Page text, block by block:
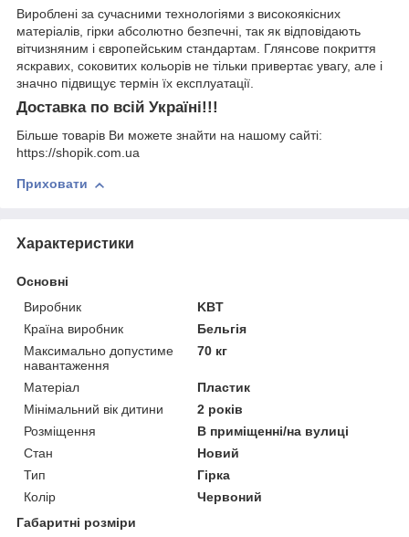
Вироблені за сучасними технологіями з високоякісних
матеріалів, гірки абсолютно безпечні, так як відповідають
вітчизняним і європейським стандартам. Глянсове покриття
яскравих, соковитих кольорів не тільки привертає увагу, але і
значно підвищує термін їх експлуатації.
Доставка по всій Україні!!!
Більше товарів Ви можете знайти на нашому сайті:
https://shopik.com.ua
Приховати
Характеристики
Основні
Виробник
KBT
Країна виробник
Бельгія
Максимально допустиме
навантаження
70 кг
Матеріал
Пластик
Мінімальний вік дитини
2 років
Розміщення
В приміщенні/на вулиці
Стан
Новий
Тип
Гірка
Колір
Червоний
Габаритні розміри